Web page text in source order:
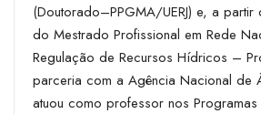
(Doutorado–PPGMA/UERJ) e, a
do Mestrado Profissional em Rede
Regulação de Recursos Hídricos –
parceria com a Agência Nacional de
atuou como professor nos